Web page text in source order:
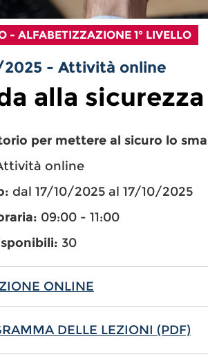
- ALFABETIZZAZIONE 1° LIVELLO
- Attività online
alla
per mettere al sicuro lo
online
dal 17/10/2025 al 17/10/2025
09:00 - 11:00
30
ONLINE
DELLE LEZIONI (PDF)